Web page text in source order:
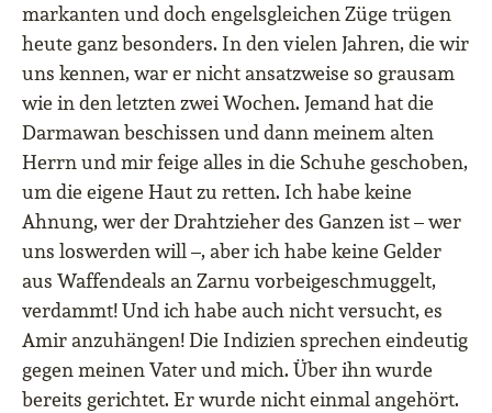
markanten und doch engelsgleichen Züge trügen
heute ganz besonders. In den vielen Jahren, die wir
uns kennen, war er nicht ansatzweise so grausam
wie in den letzten zwei Wochen. Jemand hat die
Darmawan beschissen und dann meinem alten
Herrn und mir feige alles in die Schuhe geschoben,
um die eigene Haut zu retten. Ich habe keine
Ahnung, wer der Drahtzieher des Ganzen ist – wer
uns loswerden will –, aber ich habe keine Gelder
aus Waffendeals an Zarnu vorbeigeschmuggelt,
verdammt! Und ich habe auch nicht versucht, es
Amir anzuhängen! Die Indizien sprechen eindeutig
gegen meinen Vater und mich. Über ihn wurde
bereits gerichtet. Er wurde nicht einmal angehört.